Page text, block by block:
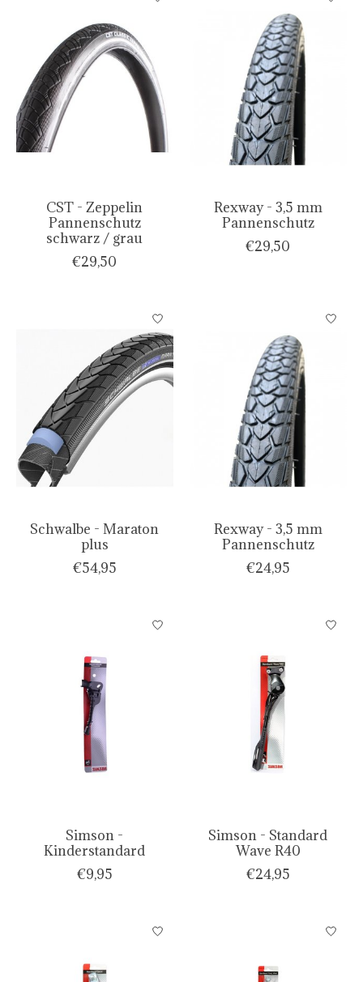
CST - Zeppelin
Pannenschutz
schwarz / grau
€29,50
Rexway - 3,5 mm
Pannenschutz
€29,50
Schwalbe - Maraton
plus
€54,95
Rexway - 3,5 mm
Pannenschutz
€24,95
Simson -
Kinderstandard
€9,95
Simson - Standard
Wave R40
€24,95